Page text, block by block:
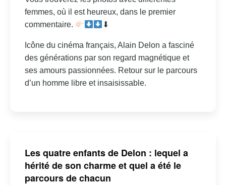
femmes, où il est heureux, dans le premier
commentaire.
⬇
Icône du cinéma français, Alain Delon a fasciné
des générations par son regard magnétique et
ses amours passionnées. Retour sur le parcours
d’un homme libre et insaisissable.
Les quatre enfants de Delon : lequel a
hérité de son charme et quel a été le
parcours de chacun